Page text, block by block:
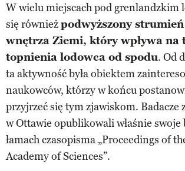
W wielu miejscach pod grenlandzkim
się równieżpodwyższony strumień
wnętrza Ziemi, który wpływa na
topnienia lodowca od spodu. Od
ta aktywność była obiektem
naukowców, którzy w końcu
przyjrzeć się tym zjawiskom. Badacze
w Ottawie opublikowali właśnie swoje
łamach czasopisma „Proceedings of
Academy of Sciences”.